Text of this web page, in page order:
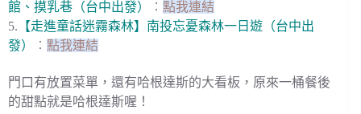
館、摸乳巷（台中出發）
︰ 點我連結
5. 【走進童話迷霧森林】南投忘憂森林一日遊（台中出
發）
︰ 點我連結
門口有放置菜單，還有哈根達斯的大看板，原來一桶餐後
的甜點就是哈根達斯喔！